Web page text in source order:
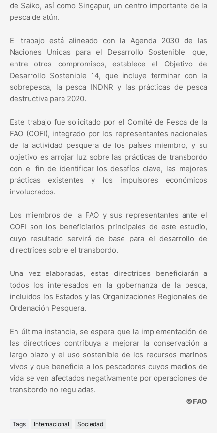
de Saiko, así como Singapur, un centro importante de la
pesca de atún.
El trabajo está alineado con la Agenda 2030 de las
Naciones Unidas para el Desarrollo Sostenible, que,
entre otros compromisos, establece el Objetivo de
Desarrollo Sostenible 14, que incluye terminar con la
sobrepesca, la pesca INDNR y las prácticas de pesca
destructiva para 2020.
Este trabajo fue solicitado por el Comité de Pesca de la
FAO (COFI), integrado por los representantes nacionales
de la actividad pesquera de los países miembro, y su
objetivo es arrojar luz sobre las prácticas de transbordo
con el fin de identificar los desafíos clave, las mejores
prácticas existentes y los impulsores económicos
involucrados.
Los miembros de la FAO y sus representantes ante el
COFI son los beneficiarios principales de este estudio,
cuyo resultado servirá de base para el desarrollo de
directrices sobre el transbordo.
Una vez elaboradas, estas directrices beneficiarán a
todos los interesados ​​en la gobernanza de la pesca,
incluidos los Estados y las Organizaciones Regionales de
Ordenación Pesquera.
En última instancia, se espera que la implementación de
las directrices contribuya a mejorar la conservación a
largo plazo y el uso sostenible de los recursos marinos
vivos y que beneficie a los pescadores cuyos medios de
vida se ven afectados negativamente por operaciones de
transbordo no reguladas.
©FAO
Tags Internacional Sociedad